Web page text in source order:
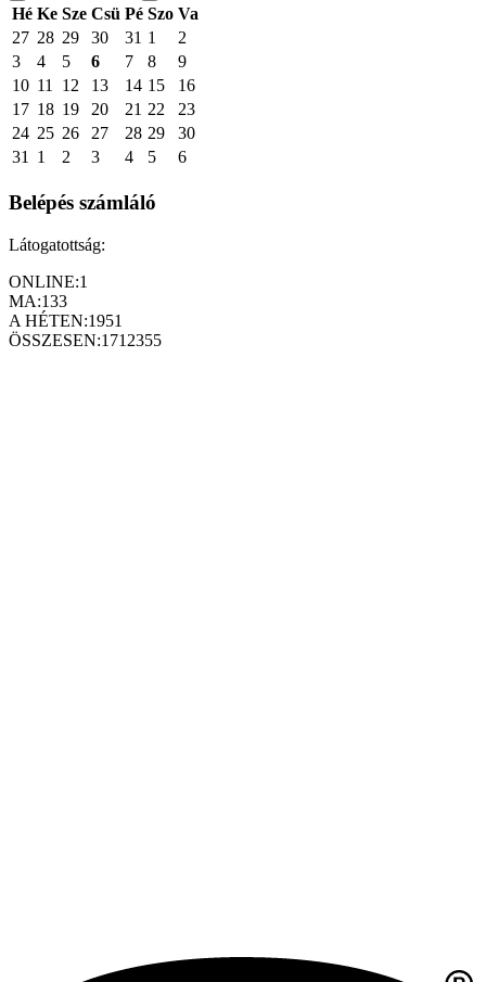
Hé Ke Sze Csü Pé Szo Va
27 28 29 30 31 1
2
3
4 5 6 7 8
9
10 11 12 13 14 15
16
17 18 19 20 21 22
23
24 25 26 27 28 29
30
31
1 2 3 4 5 6
Belépés számláló
Látogatottság:
ONLINE:1
MA:133
A HÉTEN:1951
ÖSSZESEN:1712355